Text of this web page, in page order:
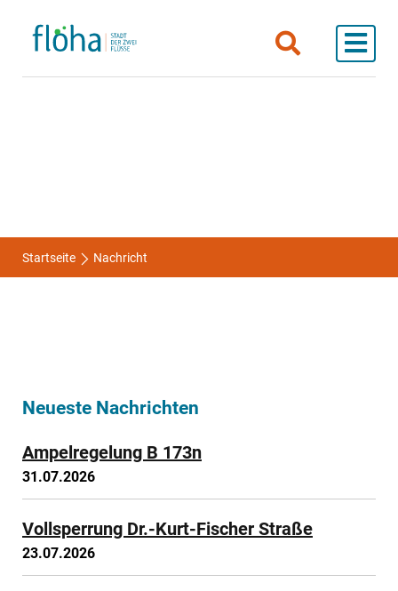
Startseite Nachricht
Neueste Nachrichten
Ampelregelung B 173n
31.07.2026
Vollsperrung Dr.-Kurt-Fischer Straße
23.07.2026